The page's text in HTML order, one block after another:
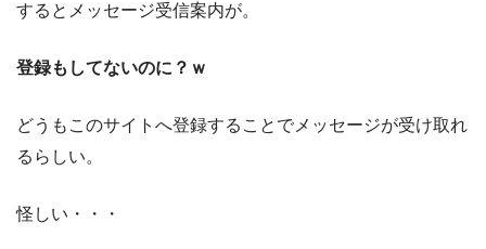
するとメッセージ受信案内が。
登録もしてないのに？ｗ
どうもこのサイトへ登録することでメッセージが受け取れ
るらしい。
怪しい・・・